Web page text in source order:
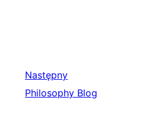
Następny
Philosophy Blog